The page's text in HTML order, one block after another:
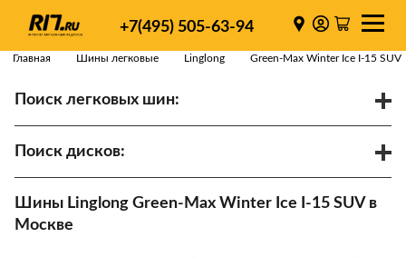
+7(495) 505-63-94
Главная Шины легковые Linglong Green-Max Winter Ice I-15 SUV
Поиск легковых шин:
Поиск дисков:
Ступица
Шины Linglong Green-Max Winter Ice I-15 SUV в
Москве